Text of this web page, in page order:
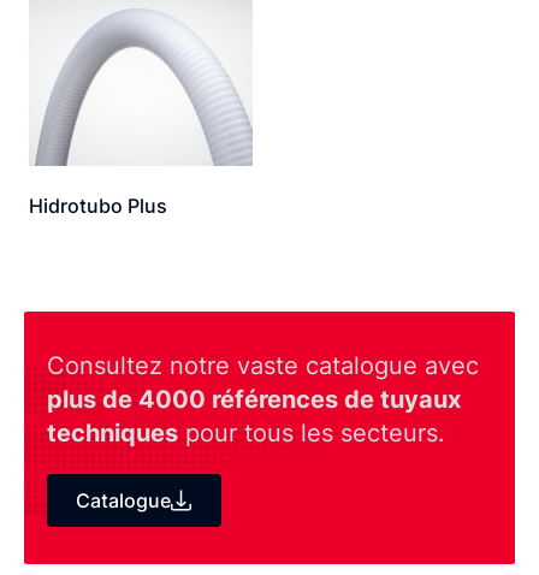
Hidrotubo Plus
Consultez notre vaste catalogue avec
plus de 4000 références de tuyaux
techniques pour tous les secteurs.
Catalogue